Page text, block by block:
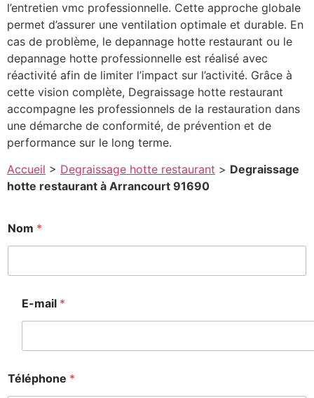
l’entretien vmc professionnelle. Cette approche globale
permet d’assurer une ventilation optimale et durable. En
cas de problème, le depannage hotte restaurant ou le
depannage hotte professionnelle est réalisé avec
réactivité afin de limiter l’impact sur l’activité. Grâce à
cette vision complète, Degraissage hotte restaurant
accompagne les professionnels de la restauration dans
une démarche de conformité, de prévention et de
performance sur le long terme.
Accueil > Degraissage hotte restaurant > Degraissage
hotte restaurant à Arrancourt 91690
Nom *
i
E-mail *
Téléphone *